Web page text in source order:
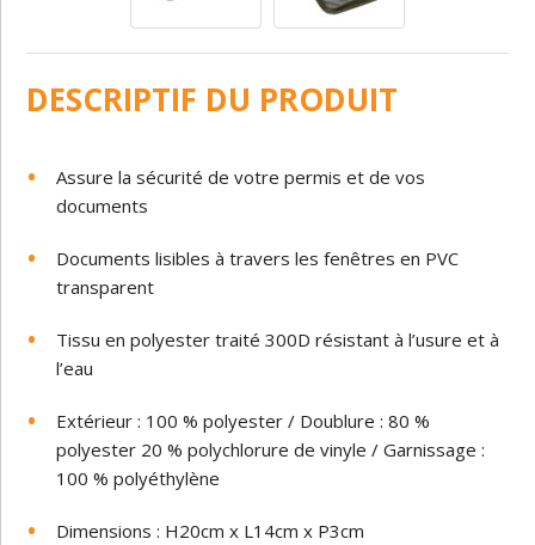
DESCRIPTIF DU PRODUIT
Assure la sécurité de votre permis et de vos
documents
Documents lisibles à travers les fenêtres en PVC
transparent
Tissu en polyester traité 300D résistant à l’usure et à
l’eau
Extérieur : 100 % polyester / Doublure : 80 %
polyester 20 % polychlorure de vinyle / Garnissage :
100 % polyéthylène
Dimensions : H20cm x L14cm x P3cm